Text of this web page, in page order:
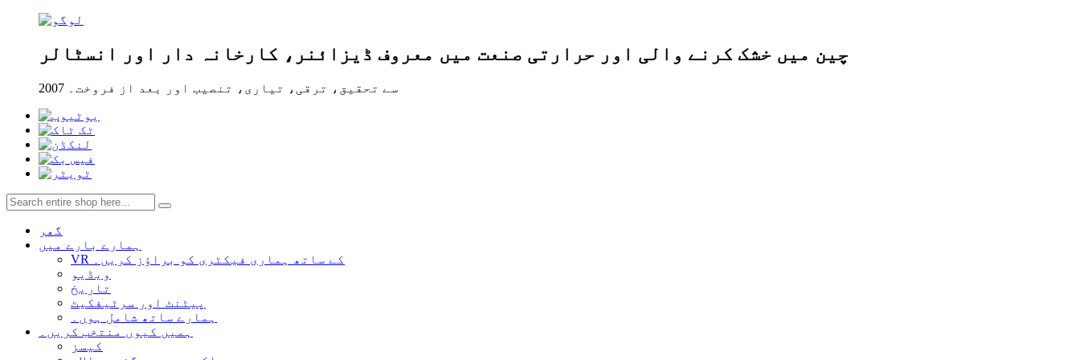
چین میں خشک کرنے والی اور حرارتی صنعت میں معروف ڈیزائنر، کارخانہ دار اور انسٹالر
2007 سے تحقیق، ترقی، تیاری، تنصیب اور بعد از فروخت۔
گھر
ہمارے بارے میں
VR کے ساتھ ہماری فیکٹری کو براؤز کریں۔
ویڈیو
تاریخ
پیٹنٹ اور سرٹیفکیٹ
ہمارے ساتھ شامل ہوں۔
ہمیں کیوں منتخب کریں۔
کیسز